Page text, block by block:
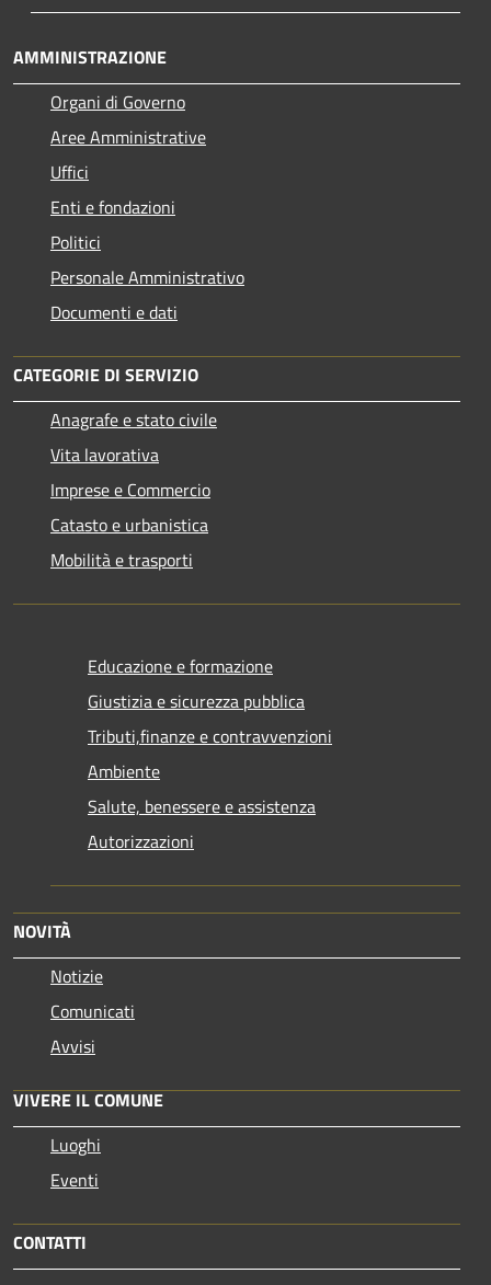
AMMINISTRAZIONE
Organi di Governo
Aree Amministrative
Uffici
Enti e fondazioni
Politici
Personale Amministrativo
Documenti e dati
CATEGORIE DI SERVIZIO
Anagrafe e stato civile
Vita lavorativa
Imprese e Commercio
Catasto e urbanistica
Mobilità e trasporti
Educazione e formazione
Giustizia e sicurezza pubblica
Tributi,finanze e contravvenzioni
Ambiente
Salute, benessere e assistenza
Autorizzazioni
NOVITÀ
Notizie
Comunicati
Avvisi
VIVERE IL COMUNE
Luoghi
Eventi
CONTATTI